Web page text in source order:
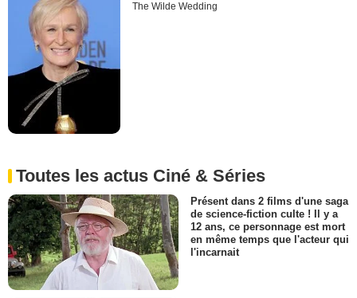
The Wilde Wedding
Toutes les actus Ciné & Séries
Présent dans 2 films d'une saga
de science-fiction culte ! Il y a
12 ans, ce personnage est mort
en même temps que l'acteur qui
l'incarnait